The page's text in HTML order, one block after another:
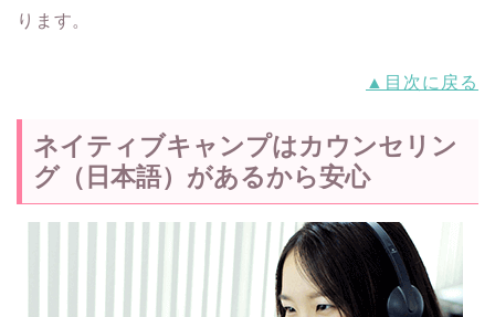
ります。
▲目次に戻る
ネイティブキャンプはカウンセリン
グ（日本語）があるから安心